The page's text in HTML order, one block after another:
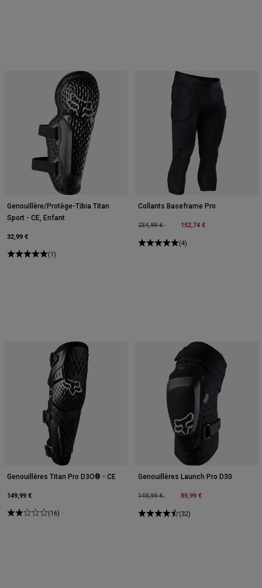
Genouillère/Protège-Tibia Titan
Sport - CE, Enfant
32,99 €
(1)
Collants Baseframe Pro
Price reduced from
234,99 €to 152,74 €
(4)
Genouillères Titan Pro D3O® - CE
149,99 €
(16)
Genouillères Launch Pro D30
Price reduced from
149,99 €to 89,99 €
(32)